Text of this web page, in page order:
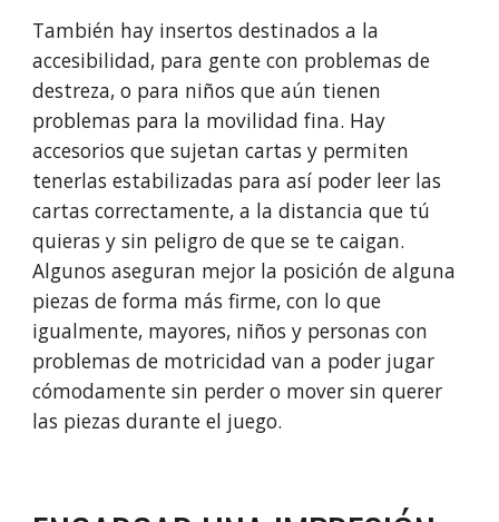
También hay insertos destinados a la
accesibilidad, para gente con problemasde
destreza, o para niños que aún tienen
problemas para la movilidad fina. Hay
accesorios que sujetan cartas y permiten
tenerlas estabilizadas para así poder leer las
cartas correctamente, a la distancia que tú
quieras y sin peligro de que se te caigan.
Algunos aseguran mejor la posición de alguna
piezas de forma más firme, con lo que
igualmente, mayores, niños y personas con
problemas de motricidad van a poder jugar
cómodamente sin perder o mover sin querer
las piezas durante el juego.